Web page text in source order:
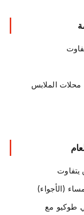
الملابس
يتفاوت
(الأجواء)
طوكيو مع